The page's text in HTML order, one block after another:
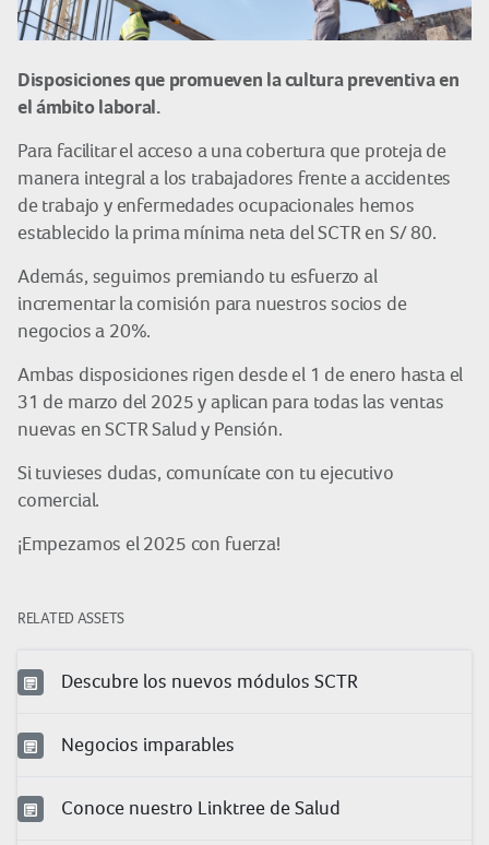
Disposiciones que promueven la cultura preventiva en
el ámbito laboral.
Para facilitar el acceso a una cobertura que proteja de
manera integral a los trabajadores frente a accidentes
de trabajo y enfermedades ocupacionales hemos
establecido la prima mínima neta del SCTR en S/ 80.
Además, seguimos premiando tu esfuerzo al
incrementar la comisión para nuestros socios de
negocios a 20%.
Ambas disposiciones rigen desde el 1 de enero hasta el
31 de marzo del 2025 y aplican para todas las ventas
nuevas en SCTR Salud y Pensión.
Si tuvieses dudas, comunícate con tu ejecutivo
comercial.
¡Empezamos el 2025 con fuerza!
RELATED ASSETS
Descubre los nuevos módulos SCTR
Negocios imparables
Conoce nuestro Linktree de Salud